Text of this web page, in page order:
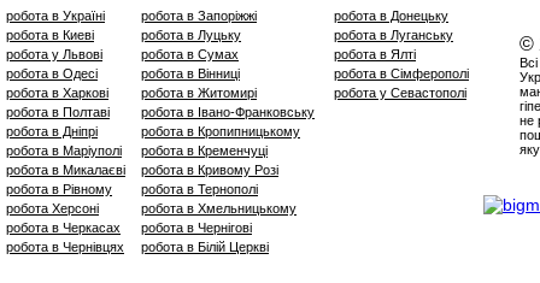
робота в Україні
робота в Киеві
робота у Львові
робота в Одесі
робота в Харкові
робота в Полтаві
робота в Дніпрі
робота в Маріуполі
робота в Микалаєві
робота в Рівному
робота Херсоні
робота в Черкасах
робота в Чернівцях
робота в Запоріжжі
робота в Луцьку
робота в Сумах
робота в Вінниці
робота в Житомирі
робота в Івано-Франковську
робота в Кропипницькому
робота в Кременчуці
робота в Кривому Розі
робота в Тернополі
робота в Хмельницькому
робота в Чернігові
робота в Білій Церкві
робота в Донецьку
робота в Луганську
робота в Ялті
робота в Сімферополі
робота у Севастополі
©
не